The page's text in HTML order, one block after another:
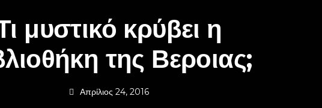
μυστικό κρύβει η
της Βεροιας;
Απρίλιος 24, 2016